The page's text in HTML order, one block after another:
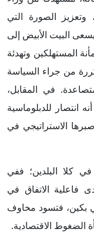
الصورة التي
البيت الأبيض إلى
المستهلكين وتهدئة
من جراء السياسة
في المقابل،
انتصار للدبلوماسية
الاستراتيجي في
في كلا البلدين؛ ففي
الاتفاق في
بكين، فتسود مخاوف
الاقتصادية.